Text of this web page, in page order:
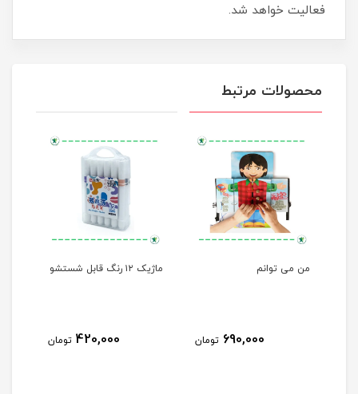
فعالیت خواهد شد.
محصولات مرتبط
من می توانم
690,000 تومان
ماژیک ۱۲ رنگ قابل شستشو
420,000 تومان